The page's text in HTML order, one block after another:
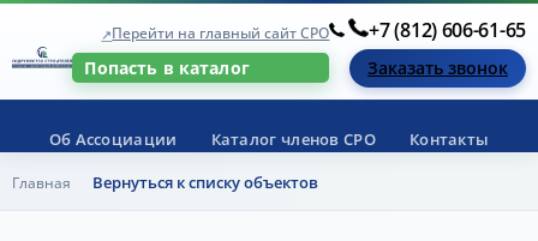
Перейти на главный сайт СРО
Попасть в каталог
+7 (812) 606-61-65
Заказать звонок
Об Ассоциации Каталог членов СРО Контакты
Главная Вернуться к списку объектов